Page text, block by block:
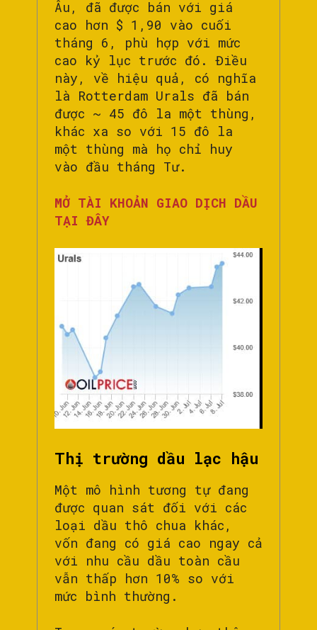
Âu, đã được bán với giá
cao hơn $ 1,90 vào cuối
tháng 6, phù hợp với mức
cao kỷ lục trước đó. Điều
này, về hiệu quả, có nghĩa
là Rotterdam Urals đã bán
được ~ 45 đô la một thùng,
khác xa so với 15 đô la
một thùng mà họ chỉ huy
vào đầu tháng Tư.
MỞ TÀI KHOẢN GIAO DỊCH DẦU
TẠI ĐÂY
Thị trường dầu lạc hậu
Một mô hình tương tự đang
được quan sát đối với các
loại dầu thô chua khác,
vốn đang có giá cao ngay cả
với nhu cầu dầu toàn cầu
vẫn thấp hơn 10% so với
mức bình thường.